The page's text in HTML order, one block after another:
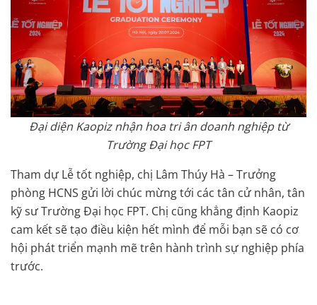
Đại diện Kaopiz nhận hoa tri ân doanh nghiệp từ
Trường Đại học FPT
Tham dự Lễ tốt nghiệp, chị Lâm Thúy Hà – Trưởng
phòng HCNS gửi lời chúc mừng tới các tân cử nhân, tân
kỹ sư Trường Đại học FPT. Chị cũng khẳng định Kaopiz
cam kết sẽ tạo điều kiện hết mình để mỗi bạn sẽ có cơ
hội phát triển mạnh mẽ trên hành trình sự nghiệp phía
trước.